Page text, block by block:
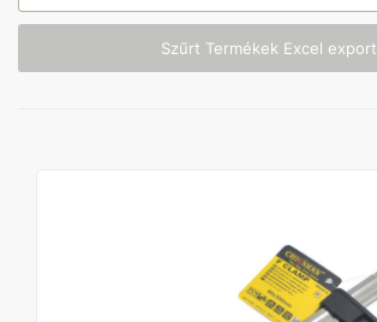
Szűrt Termékek Excel export